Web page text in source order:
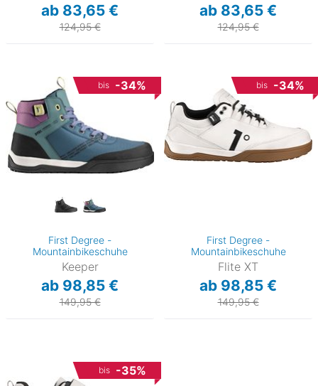
ab 83,65 €
124,95 €
ab 83,65 €
124,95 €
bis -34%
First Degree -
Mountainbikeschuhe
Keeper
ab 98,85 €
149,95 €
bis -34%
First Degree -
Mountainbikeschuhe
Flite XT
ab 98,85 €
149,95 €
bis -35%